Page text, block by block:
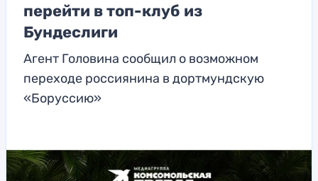
перейти в топ-клуб из
Бундеслиги
Агент Головина сообщил о возможном
переходе россиянина в дортмундскую
«Боруссию»